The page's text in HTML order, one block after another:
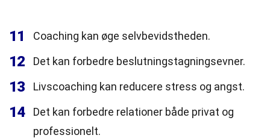
11 Coaching kan øge selvbevidstheden.
12 Det kan forbedre beslutningstagningsevner.
13 Livscoaching kan reducere stress og angst.
14
Det kan forbedre relationer både privat og
professionelt.